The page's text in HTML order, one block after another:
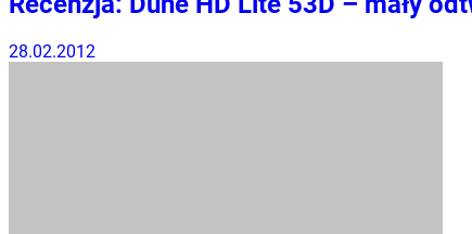
28.02.2012